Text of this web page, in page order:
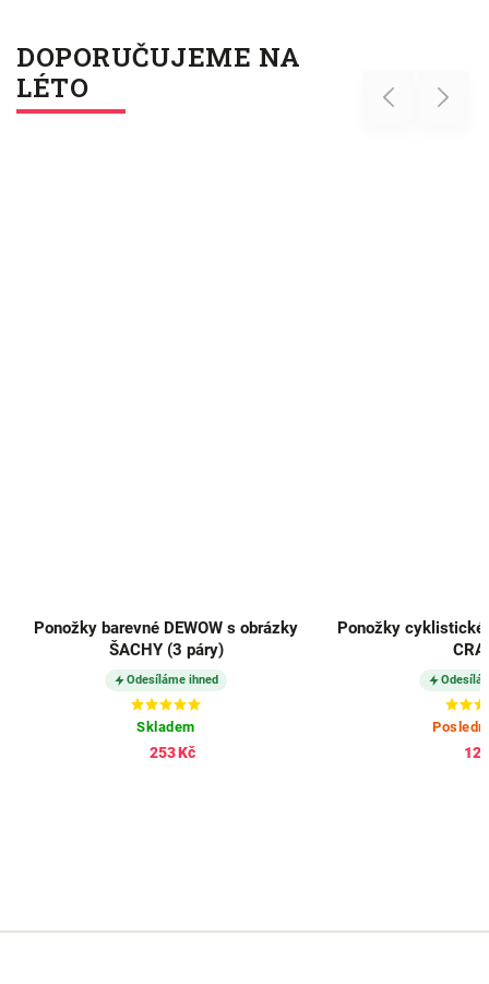
DOPORUČUJEME NA
LÉTO
Previous
Ponožky barevné DEWOW s obrázky
ŠACHY (3 páry)
Odesíláme ihned
Skladem
253 Kč
Ponožky cyklistické
Next